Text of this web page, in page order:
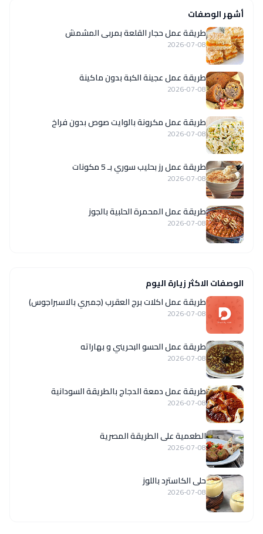
أشهر الوصفات
طريقة عمل حجار القلعة بمربى المشمش
2026-07-08
طريقة عمل عجينة الكبة بدون ماكينة
2026-07-08
طريقة عمل مكرونة بالوايت صوص بدون فراخ
2026-07-08
طريقة عمل رز بحليب سوري بـ 5 مكونات
2026-07-08
طريقة عمل المحمرة الحلبية بالجوز
2026-07-08
الوصفات الاكثر زيارة اليوم
طريقة عمل اكلات برج العقرب (جمبري بالاسبراجوس)
2026-07-08
طريقة عمل الحسو البحريني و بهاراته
2026-07-08
طريقة عمل دمعة الدجاج بالطريقة السودانية
2026-07-08
الطعمية على الطريقة المصرية
2026-07-08
حلى الكاسترد باللوز
2026-07-08